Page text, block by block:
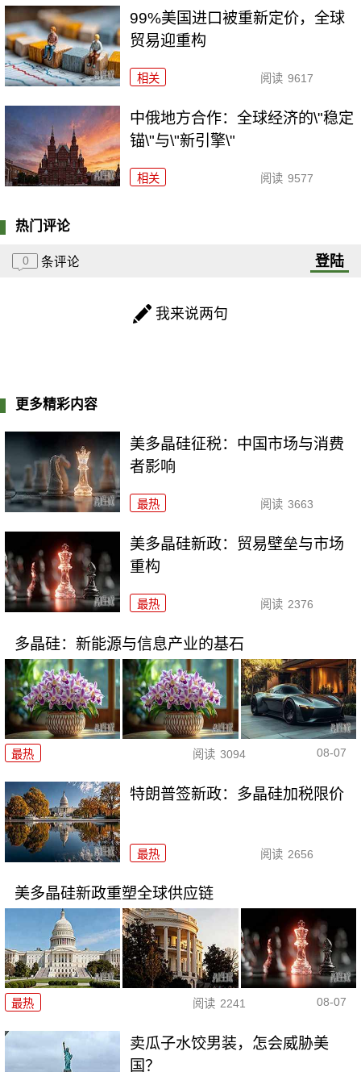
99%美国进口被重新定价，全球
贸易迎重构
相关 阅读 9617
中俄地方合作：全球经济的\"稳定
锚\"与\"新引擎\"
相关 阅读 9577
热门评论
0 条评论 登陆
我来说两句
更多精彩内容
美多晶硅征税：中国市场与消费
者影响
最热 阅读 3663
美多晶硅新政：贸易壁垒与市场
重构
最热 阅读 2376
多晶硅：新能源与信息产业的基石
最热 阅读 3094 08-07
特朗普签新政：多晶硅加税限价
最热 阅读 2656
美多晶硅新政重塑全球供应链
最热 阅读 2241 08-07
卖瓜子水饺男装，怎会威胁美
国？